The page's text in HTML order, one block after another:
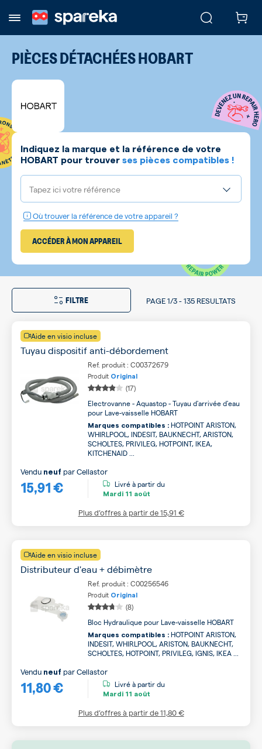
PIÈCES DÉTACHÉESHOBART
Indiquez la marque et la référence de votre
HOBART pour trouver ses pièces compatibles !
Tapez ici votre référence
Où trouver la référence de votre appareil ?
ACCÉDER À MON APPAREIL
FILTRE PAGE 1/3-135 RESULTATS
Aide en visio incluse
Tuyau dispositif anti-débordement
Ref. produit : C00372679
Produit Original
(17)
Electrovanne - Aquastop - Tuyau d'arrivée d'eau
pour Lave-vaisselle HOBART
Marques compatibles : HOTPOINT ARISTON,
WHIRLPOOL, INDESIT, BAUKNECHT, ARISTON,
SCHOLTES, PRIVILEG, HOTPOINT, IKEA,
KITCHENAID ...
15,91 €
Vendu neuf parCellastor
Livré à partir du
Mardi 11 août
Plus d’offres à partir de15,91 €
Aide en visio incluse
Distributeur d'eau + débimètre
Ref. produit : C00256546
Produit Original
(8)
Bloc Hydraulique pour Lave-vaisselle HOBART
Marques compatibles : HOTPOINT ARISTON,
INDESIT, WHIRLPOOL, ARISTON, BAUKNECHT,
SCHOLTES, HOTPOINT, PRIVILEG, IGNIS, IKEA ...
11,80 €
Vendu neuf parCellastor
Livré à partir du
Mardi 11 août
Plus d’offres à partir de11,80 €